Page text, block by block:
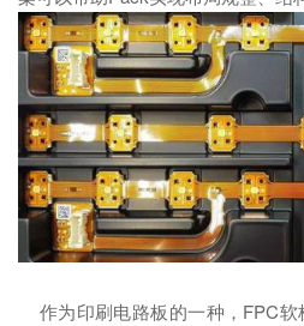
作为印刷电路板的一种，FPC软